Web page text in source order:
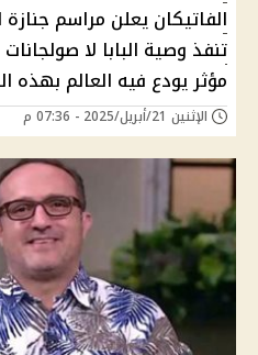
الفاتيكان يعلن مراسم
تنفذ وصية البابا لا
مؤثر يودع فيه العالم بهذه
الإثنين 21/أبريل/2025 - 07:36 م